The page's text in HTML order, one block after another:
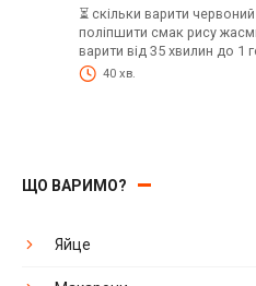
⏳ скільки варити
поліпшити смак рису
варити від 35 хвилин до 1
40 хв.
ЩО ВАРИМО?
Яйце